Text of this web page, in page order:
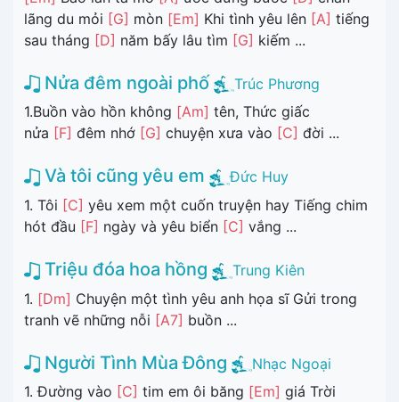
lãng du mỏi [G] mòn [Em] Khi tình yêu lên [A] tiếng
sau tháng [D] năm bấy lâu tìm [G] kiếm ...
Nửa đêm ngoài phố
Trúc Phương
1.Buồn vào hồn không [Am] tên, Thức giấc
nửa [F] đêm nhớ [G] chuyện xưa vào [C] đời ...
Và tôi cũng yêu em
Đức Huy
1. Tôi [C] yêu xem một cuốn truyện hay Tiếng chim
hót đầu [F] ngày và yêu biển [C] vắng ...
Triệu đóa hoa hồng
Trung Kiên
1. [Dm] Chuyện một tình yêu anh họa sĩ Gửi trong
tranh vẽ những nỗi [A7] buồn ...
Người Tình Mùa Đông
Nhạc Ngoại
1. Đường vào [C] tim em ôi băng [Em] giá Trời